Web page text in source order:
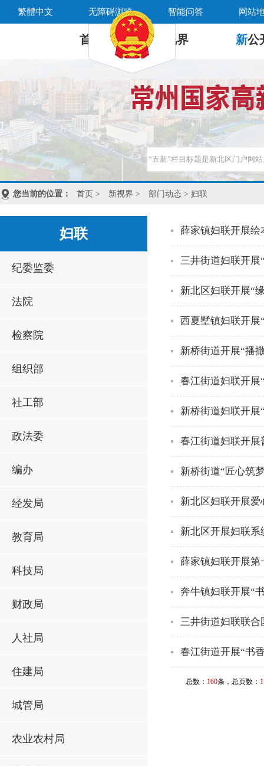
繁體中文 无障碍浏览 智能问答 网站
首 页 新 视界 新公
您当前的位置： 首页 > 新视界 > 部门动态 > 妇联
妇联
纪委监委
法院
检察院
组织部
社工部
政法委
编办
经发局
教育局
科技局
财政局
人社局
住建局
城管局
农业农村局
薛家镇妇联开展绘
三井街道妇联开展
新北区妇联开展“
西夏墅镇妇联开
新桥街道开展“播
春江街道妇联开展
新桥街道妇联开展
春江街道妇联开
新桥街道“匠心筑
新北区妇联开展
新北区开展妇联
薛家镇妇联开展
奔牛镇妇联开展“
三井街道妇联联
春江街道开展“书
总数： 160条，总页数：